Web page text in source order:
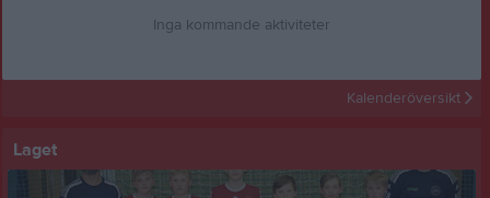
Inga kommande aktiviteter
Kalenderöversikt
Laget